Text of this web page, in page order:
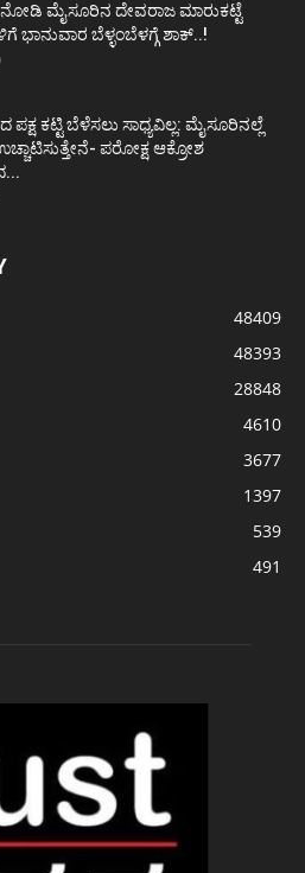
ಮೈಸೂರಿನ ದೇವರಾಜ ಮಾರುಕಟ್ಟೆ
ಭಾನುವಾರ ಬೆಳ್ಳಂಬೆಳಗ್ಗೆ ಶಾಕ್..!
ಕಟ್ಟಿ ಬೆಳೆಸಲು ಸಾಧ್ಯವಿಲ್ಲ: ಮೈಸೂರಿನಲ್ಲೆ
ಪರೋಕ್ಷ ಆಕ್ರೋಶ
48409
48393
28848
4610
3677
1397
539
491